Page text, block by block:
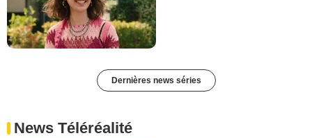
Dernières news séries
News Téléréalité